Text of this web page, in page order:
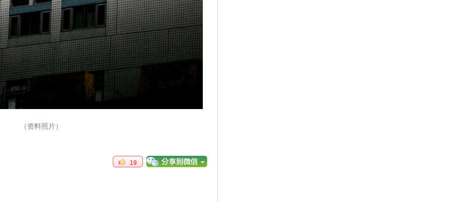
（资料照片）
19